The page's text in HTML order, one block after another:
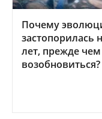
Почему
застопорилась
лет, прежде
возобновиться?